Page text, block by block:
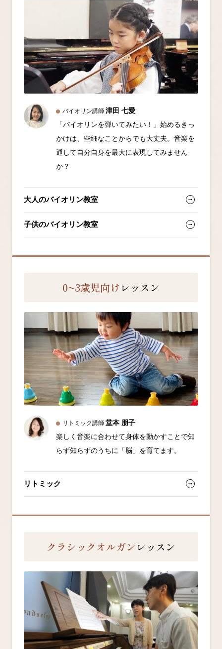
バイオリン講師 津田 七愛
「バイオリンを弾いてみたい！」始めるきっ
かけは、些細なことからでも大丈夫。音楽を
通して自分自身を最大に表現してみません
か？
大人のバイオリン教室
子供のバイオリン教室
0~3歳児向け レッスン
リトミック講師 堂本 朋子
楽しく音楽に合わせて身体を動かすことで知
らず知らずのうちに「脳」を育てます。
リトミック
クラシックオルガン レッスン